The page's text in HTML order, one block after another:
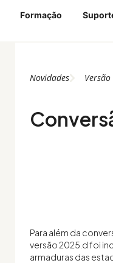
Formação
Novidades Versão
Para além da
versão 2025.d foi
armaduras das